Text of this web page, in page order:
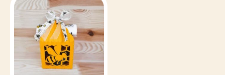
Produkt
mehrere
Varianten
auf.
Die